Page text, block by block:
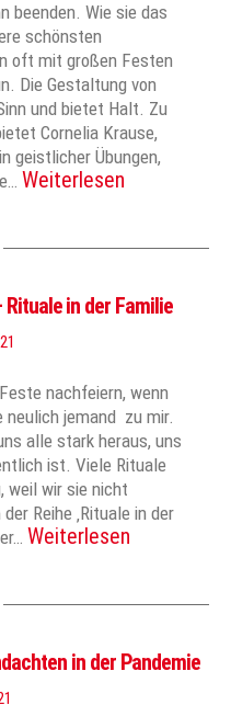
beenden. Wie sie das
schönsten
oft mit großen Festen
Die Gestaltung von
und bietet Halt. Zu
Cornelia Krause,
geistlicher Übungen,
Weiterlesen
in der Familie
nachfeiern, wenn
neulich jemand zu mir.
alle stark heraus, uns
ist. Viele Rituale
weil wir sie nicht
Reihe ‚Rituale in der
Weiterlesen
in der Pandemie